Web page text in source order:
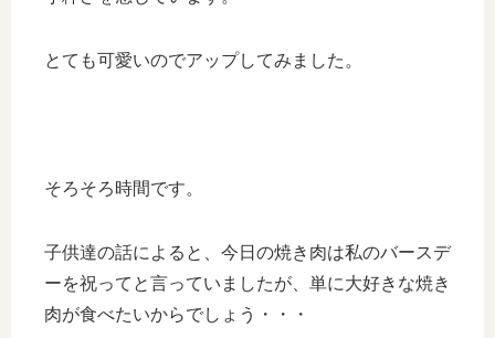
とても可愛いのでアップしてみました。
そろそろ時間です。
子供達の話によると、今日の焼き肉は私のバースデ
ーを祝ってと言っていましたが、単に大好きな焼き
肉が食べたいからでしょう・・・